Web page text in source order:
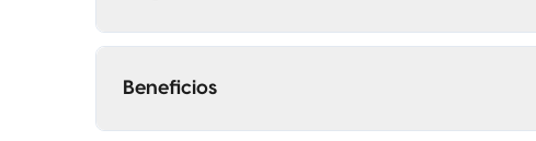
Beneficios